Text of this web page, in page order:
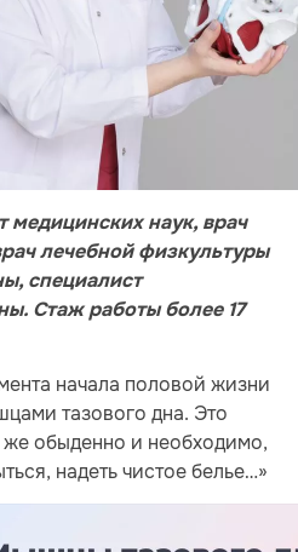
медицинских наук, врач
лечебной физкультуры
специалист
Стаж работы более 17
начала половой жизни
тазового дна. Это
обыденно и необходимо,
надеть чистое белье…»